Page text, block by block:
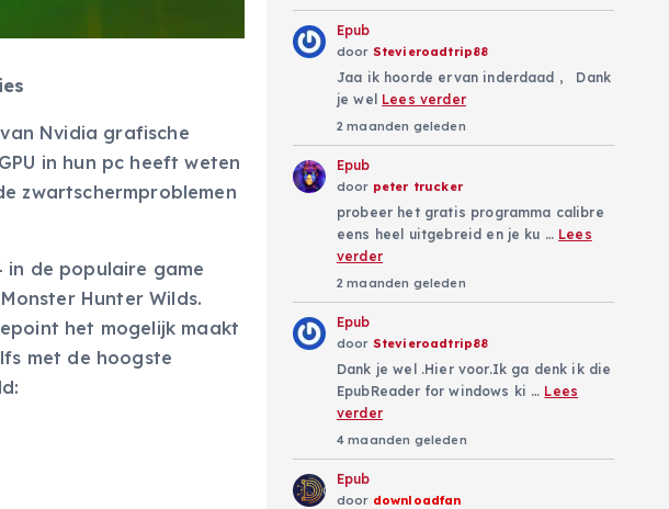
Nvidia grafische
in hun pc heeft weten
zwartschermproblemen
in de populaire game
Hunter Wilds.
het mogelijk maakt
met de hoogste
Epub
door Stevieroadtrip88
Jaa ik hoorde ervan inderdaad , Dank
je wel Lees verder
2 maanden geleden
Epub
door peter trucker
probeer het gratis programma calibre
eens heel uitgebreid en je ku … Lees
verder
2 maanden geleden
Epub
door Stevieroadtrip88
Dank je wel .Hier voor.Ik ga denk ik die
EpubReader for windows ki … Lees
verder
4 maanden geleden
Epub
door downloadfan